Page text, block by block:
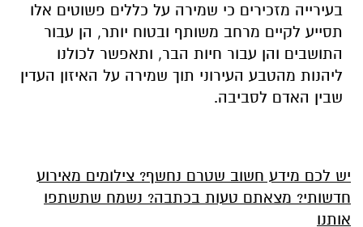
בעירייה מזכירים כי שמירה על כללים פשוטים אלו
תסייע לקיים מרחב משותף ובטוח יותר, הן עבור
התושבים והן עבור חיות הבר, ותאפשר לכולנו
ליהנות מהטבע העירוני תוך שמירה על האיזון העדין
שבין האדם לסביבה.
יש לכם מידע חשוב שטרם נחשף? צילומים מאירוע
חדשותי? מצאתם טעות בכתבה? נשמח שתשתפו
אותנו